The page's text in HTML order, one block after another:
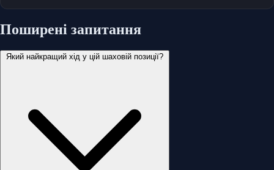
Поширені запитання
Який найкращий хід у цій шаховій позиції?